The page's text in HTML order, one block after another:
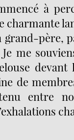
à
charmante
grand-père,
Je me
devant
de
entre